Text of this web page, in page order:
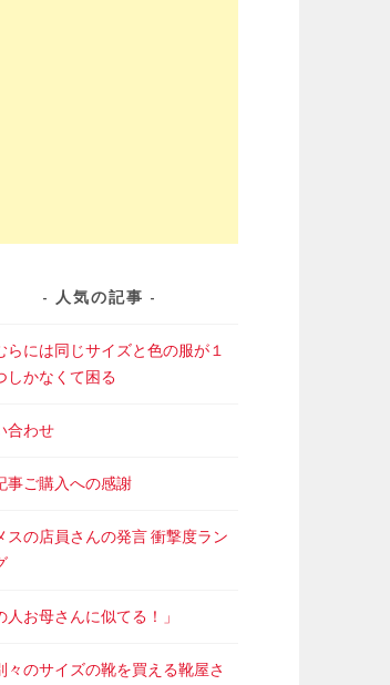
人気の記事
らには同じサイズと色の服が１
しかなくて困る
合わせ
事ご購入への感謝
スの店員さんの発言 衝撃度ラン
人お母さんに似てる！」
々のサイズの靴を買える靴屋さ